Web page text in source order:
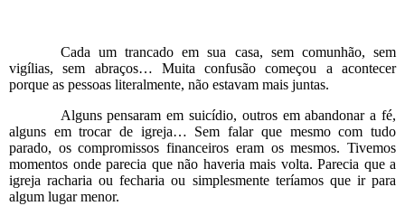
Cada um trancado em sua casa, sem comunhão, sem
vigílias, sem abraços… Muita confusão começou a acontecer
porque as pessoas literalmente, não estavam mais juntas.
Alguns pensaram em suicídio, outros em abandonar a fé,
alguns em trocar de igreja… Sem falar que mesmo com tudo
parado, os compromissos financeiros eram os mesmos. Tivemos
momentos onde parecia que não haveria mais volta. Parecia que a
igreja racharia ou fecharia ou simplesmente teríamos que ir para
algum lugar menor.